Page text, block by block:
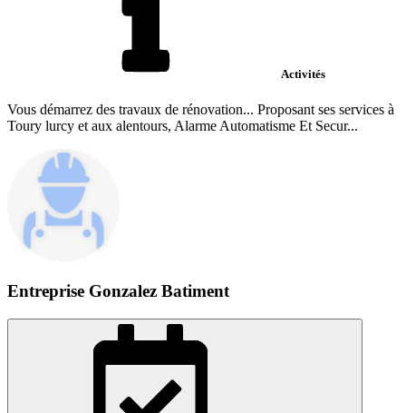
Activités
Vous démarrez des travaux de rénovation... Proposant ses services à
Toury lurcy et aux alentours, Alarme Automatisme Et Secur...
Entreprise Gonzalez Batiment